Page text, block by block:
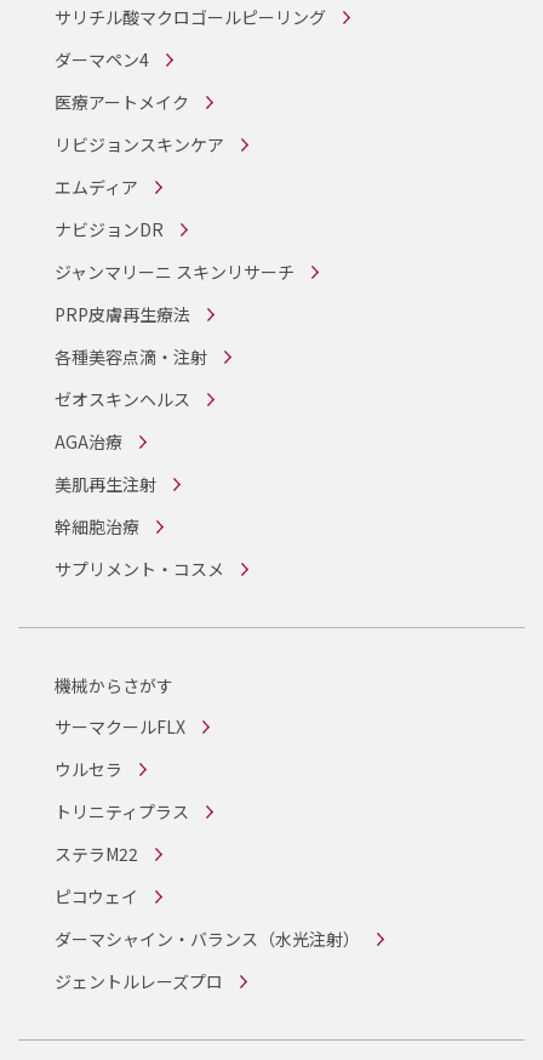
サリチル酸マクロゴールピーリング
ダーマペン4
医療アートメイク
リビジョンスキンケア
エムディア
ナビジョンDR
ジャンマリーニ スキンリサーチ
PRP皮膚再生療法
各種美容点滴・注射
ゼオスキンヘルス
AGA治療
美肌再生注射
幹細胞治療
サプリメント・コスメ
機械からさがす
サーマクールFLX
ウルセラ
トリニティプラス
ステラM22
ピコウェイ
ダーマシャイン・バランス （水光注射）
ジェントルレーズプロ